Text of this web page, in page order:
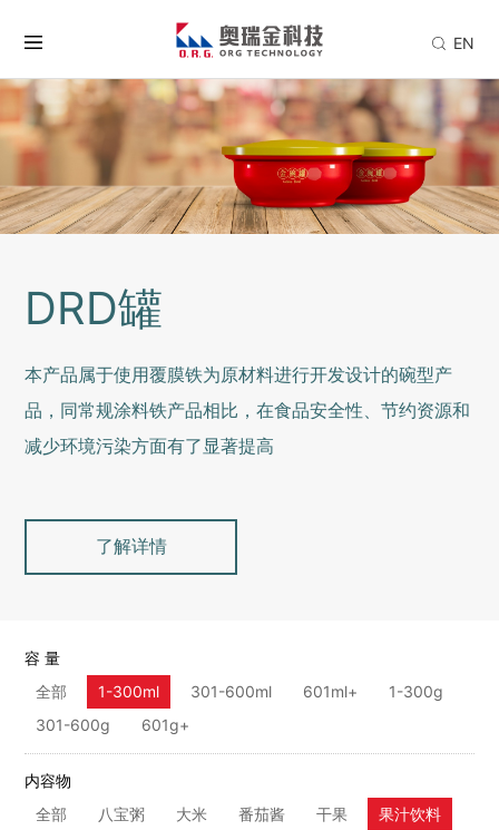
EN
DRD罐
本产品属于使用覆膜铁为原材料进行开发设计的碗型产
品，同常规涂料铁产品相比，在食品安全性、节约资源和
减少环境污染方面有了显著提高
了解详情
容 量
全部
1-300ml 301-600ml 601ml+
1-300g
301-600g
601g+
内容物
全部
八宝粥 大米 番茄酱 干果
果汁饮料